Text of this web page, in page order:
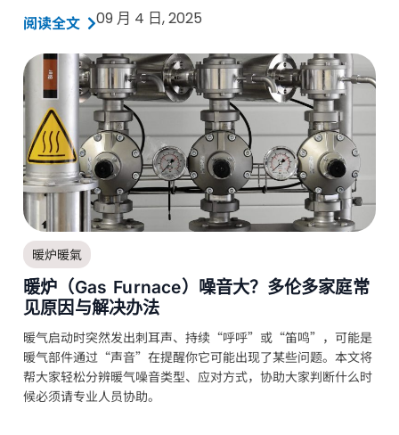
阅读全文 09 月 4 日, 2025
暖炉暖氣
暖炉（Gas Furnace）噪音大？多伦多家庭常
见原因与解决办法
暖气启动时突然发出刺耳声、持续“呼呼”或“笛鸣”，可能是
暖气部件通过“声音”在提醒你它可能出现了某些问题。本文将
帮大家轻松分辨暖气噪音类型、应对方式，协助大家判断什么时
候必须请专业人员协助。